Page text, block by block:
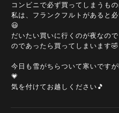
コンビニで必ず買ってしまうも
私は、フランクフルトがあると
😃
だいたい買いに行くのが夜なの
のであったら買ってしまいます🤣
今日も雪がちらついて寒いです
💗
気を付けてお越しください🎵